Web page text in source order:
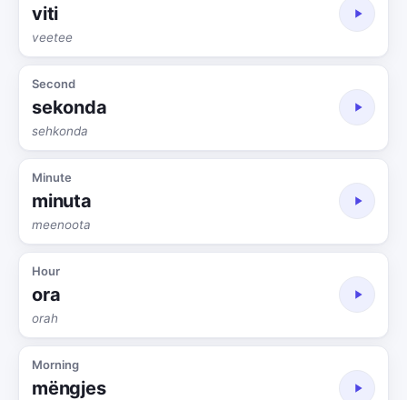
viti
veetee
Second
sekonda
sehkonda
Minute
minuta
meenoota
Hour
ora
orah
Morning
mëngjes